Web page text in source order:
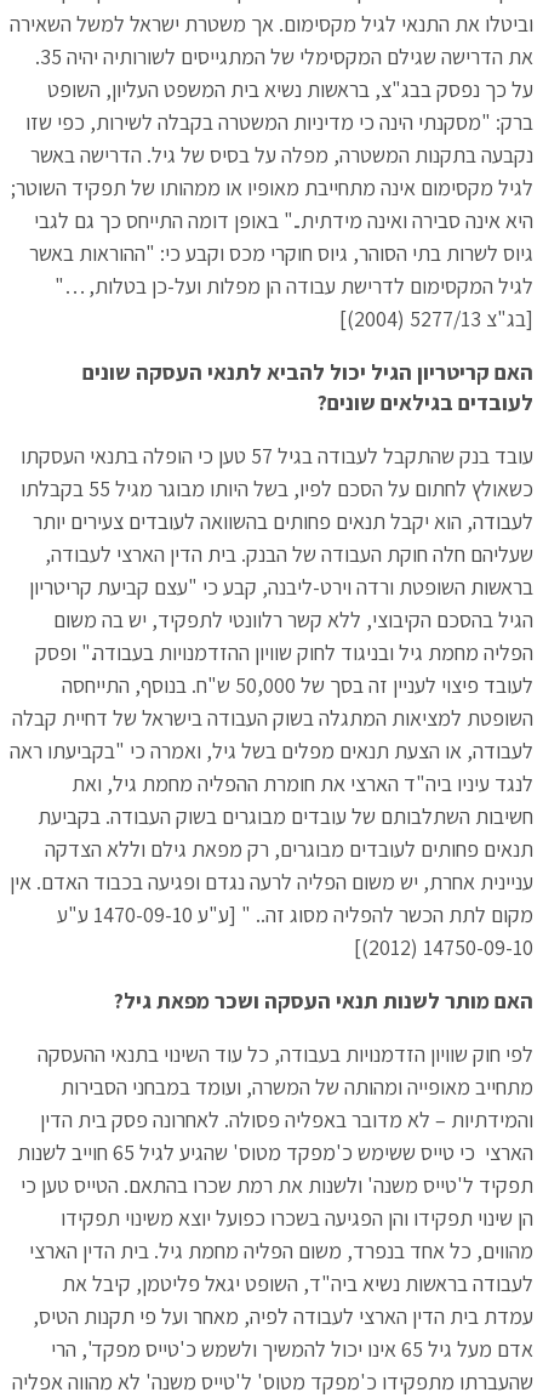
וביטלו את התנאי לגיל מקסימום. אך משטרת ישראל למשל השאירה
את הדרישה שגילם המקסימלי של המתגייסים לשורותיה יהיה 35.
על כך נפסק בבג"צ, בראשות נשיא בית המשפט העליון, השופט
ברק: "מסקנתי הינה כי מדיניות המשטרה בקבלה לשירות, כפי שזו
נקבעה בתקנות המשטרה, מפלה על בסיס של גיל. הדרישה באשר
לגיל מקסימום אינה מתחייבת מאופיו או ממהותו של תפקיד השוטר;
היא אינה סבירה ואינה מידתית.." באופן דומה התייחס כך גם לגבי
גיוס לשרות בתי הסוהר, גיוס חוקרי מכס וקבע כי: "ההוראות באשר
לגיל המקסימום לדרישת עבודה הן מפלות ועל-כן בטלות, …"
[בג"צ 5277/13 (2004)]
האם קריטריון הגיל יכול להביא לתנאי העסקה שונים
לעובדים בגילאים שונים?
עובד בנק שהתקבל לעבודה בגיל 57 טען כי הופלה בתנאי העסקתו
כשאולץ לחתום על הסכם לפיו, בשל היותו מבוגר מגיל 55 בקבלתו
לעבודה, הוא יקבל תנאים פחותים בהשוואה לעובדים צעירים יותר
שעליהם חלה חוקת העבודה של הבנק. בית הדין הארצי לעבודה,
בראשות השופטת ורדה וירט-ליבנה, קבע כי "עצם קביעת קריטריון
הגיל בהסכם הקיבוצי, ללא קשר רלוונטי לתפקיד, יש בה משום
הפליה מחמת גיל ובניגוד לחוק שוויון ההזדמנויות בעבודה." ופסק
לעובד פיצוי לעניין זה בסך של 50,000 ש"ח. בנוסף, התייחסה
השופטת למציאות המתגלה בשוק העבודה בישראל של דחיית קבלה
לעבודה, או הצעת תנאים מפלים בשל גיל, ואמרה כי "בקביעתו ראה
לנגד עיניו ביה"ד הארצי את חומרת ההפליה מחמת גיל, ואת
חשיבות השתלבותם של עובדים מבוגרים בשוק העבודה. בקביעת
תנאים פחותים לעובדים מבוגרים, רק מפאת גילם וללא הצדקה
עניינית אחרת, יש משום הפליה לרעה נגדם ופגיעה בכבוד האדם. אין
מקום לתת הכשר להפליה מסוג זה.. " [ע"ע 1470-09-10 ע"ע
14750-09-10 (2012)]
האם מותר לשנות תנאי העסקה ושכר מפאת גיל?
לפי חוק שוויון הזדמנויות בעבודה, כל עוד השינוי בתנאי ההעסקה
מתחייב מאופייה ומהותה של המשרה, ועומד במבחני הסבירות
והמידתיות – לא מדובר באפליה פסולה. לאחרונה פסק בית הדין
הארצי כי טייס ששימש כ'מפקד מטוס' שהגיע לגיל 65 חוייב לשנות
תפקיד ל'טייס משנה' ולשנות את רמת שכרו בהתאם. הטייס טען כי
הן שינוי תפקידו והן הפגיעה בשכרו כפועל יוצא משינוי תפקידו
מהווים, כל אחד בנפרד, משום הפליה מחמת גיל. בית הדין הארצי
לעבודה בראשות נשיא ביה"ד, השופט יגאל פליטמן, קיבל את
עמדת בית הדין הארצי לעבודה לפיה, מאחר ועל פי תקנות הטיס,
אדם מעל גיל 65 אינו יכול להמשיך ולשמש כ'טייס מפקד', הרי
שהעברתו מתפקידו כ'מפקד מטוס' ל'טייס משנה' לא מהווה אפליה